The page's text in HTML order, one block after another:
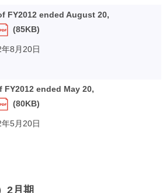
FY2012 ended August 20,
(85KB)
8月20日
ended May 20,
(80KB)
5月20日
2月期